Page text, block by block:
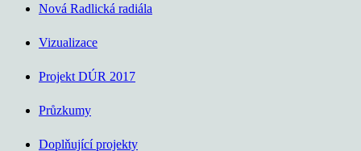
Nová Radlická radiála
Vizualizace
Projekt DÚR 2017
Průzkumy
Doplňující projekty